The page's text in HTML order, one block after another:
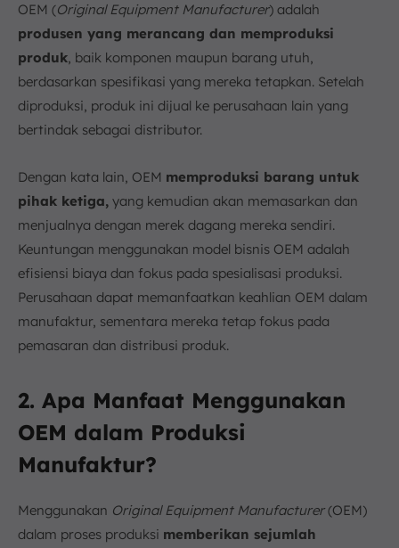
OEM (Original Equipment Manufacturer) adalah
produsen yang merancang dan memproduksi
produk, baik komponen maupun barang utuh,
berdasarkan spesifikasi yang mereka tetapkan. Setelah
diproduksi, produk ini dijual ke perusahaan lain yang
bertindak sebagai distributor.
Dengan kata lain, OEM memproduksi barang untuk
pihak ketiga, yang kemudian akan memasarkan dan
menjualnya dengan merek dagang mereka sendiri.
Keuntungan menggunakan model bisnis OEM adalah
efisiensi biaya dan fokus pada spesialisasi produksi.
Perusahaan dapat memanfaatkan keahlian OEM dalam
manufaktur, sementara mereka tetap fokus pada
pemasaran dan distribusi produk.
2. Apa Manfaat Menggunakan
OEM dalam Produksi
Manufaktur?
Menggunakan Original Equipment Manufacturer(OEM)
dalam proses produksi memberikan sejumlah